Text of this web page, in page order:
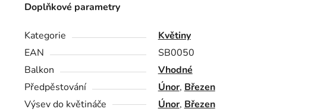
Doplňkové parametry
Kategorie
Květiny
EAN
SB0050
Balkon
Vhodné
Předpěstování
Únor, Březen
Výsev do květináče
Únor, Březen